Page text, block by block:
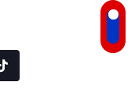
Tiktok